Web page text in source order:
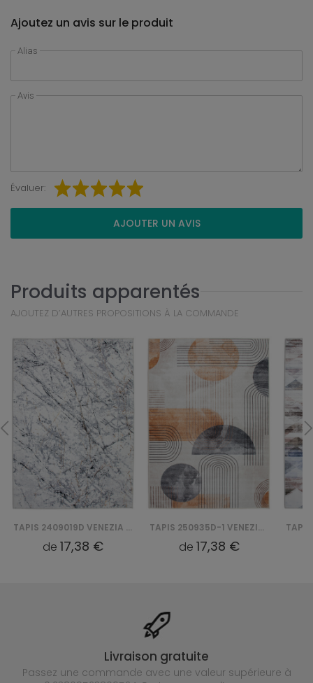
Ajoutez un avis sur le produit
Alias
Avis
Évaluer:
AJOUTER UN AVIS
Produits apparentés
AJOUTEZ D’AUTRES PROPOSITIONS À LA COMMANDE
TAPIS 2409019D VENEZIA PRINT
de 17,38 €
TAPIS 250935D-1 VENEZIA PRINT
de 17,38 €
Livraison gratuite
Passez une commande avec une valeur supérieure à